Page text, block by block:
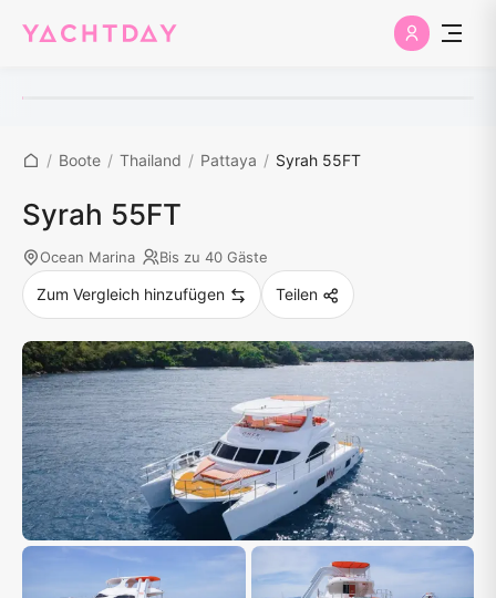
/ Boote / Thailand / Pattaya / Syrah 55FT
Syrah 55FT
Ocean Marina Bis zu 40 Gäste
Zum Vergleich hinzufügen Teilen